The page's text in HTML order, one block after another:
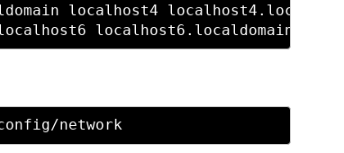
localhost4
[dacelo@fuga-0019863c6707 ~]$ sudo vi etc/sysconfig/network